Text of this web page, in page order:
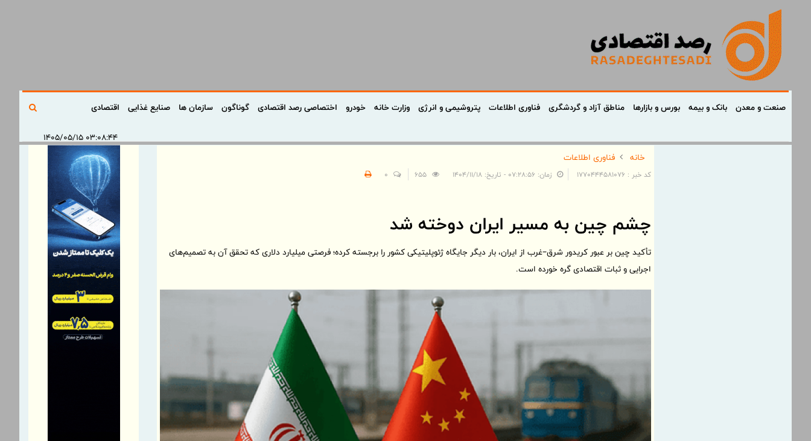
صنعت و معدن بانک و بیمه بورس و بازارها مناطق آزاد و گردشگری فناوری اطلاعات پتروشیمی و انرژی وزارت خانه خودرو اختصاصی رصد اقتصادی گوناگون سازمان ها صنایع غذایی اقتصادی
خانه
فناوری اطلاعات
کد خبر : 1770444581076 زمان: ۰۷:۲۸:۵۶ - تاریخ: ۱۴۰۴/۱۱/۱۸ 655
0
چشم چین به مسیر ایران دوخته شد
تأکید چین بر عبور کریدور شرق–غرب از ایران، بار دیگر جایگاه ژئوپلیتیکی کشور را برجسته کرده؛ فرصتی میلیارد دلاری که تحقق آن به تصمیم‌های
اجرایی و ثبات اقتصادی گره خورده است.